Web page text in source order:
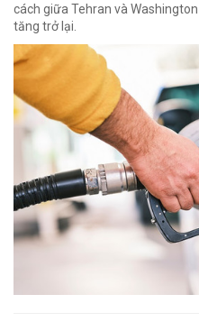
cách giữa Tehran và
tăng trở lại.